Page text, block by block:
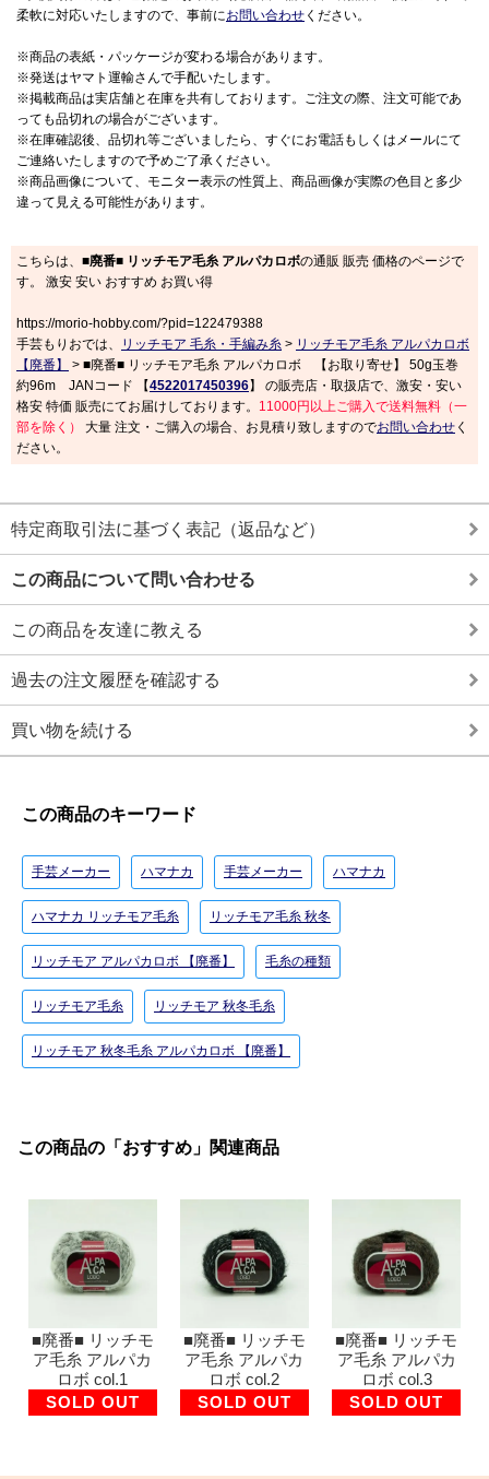
柔軟に対応いたしますので、事前にお問い合わせ ください。
※商品の表紙・パッケージが変わる場合があります。
※発送はヤマト運輸さんで手配いたします。
※掲載商品は実店舗と在庫を共有しております。ご注文の際、注文可能であ
っても品切れの場合がございます。
※在庫確認後、品切れ等ございましたら、すぐにお電話もしくはメールにて
ご連絡いたしますので予めご了承ください。
※商品画像について、モニター表示の性質上、商品画像が実際の色目と多少
違って見える可能性があります。
こちらは、 ■廃番■ リッチモア毛糸 アルパカロボの通販 販売 価格のページで
す。 激安 安い おすすめ お買い得
https://morio-hobby.com/?pid=122479388
手芸もりおでは、
リッチモア 毛糸・手編み糸 > リッチモア毛糸 アルパカロボ
【廃番】
> ■廃番■ リッチモア毛糸 アルパカロボ 【お取り寄せ】 50g玉巻
約96m JANコード 【4522017450396】 の販売店・取扱店で、激安・安い
格安 特価 販売にてお届けしております。 11000円以上ご購入で送料無料（一
部を除く）
大量 注文・ご購入の場合、お見積り致しますのでお問い合わせ く
ださい。
特定商取引法に基づく表記（返品など）
この商品について問い合わせる
この商品を友達に教える
過去の注文履歴を確認する
買い物を続ける
この商品のキーワード
手芸メーカー ハマナカ 手芸メーカー ハマナカ
ハマナカ リッチモア毛糸 リッチモア毛糸 秋冬
リッチモア アルパカロボ 【廃番】 毛糸の種類
リッチモア毛糸 リッチモア 秋冬毛糸
リッチモア 秋冬毛糸 アルパカロボ 【廃番】
この商品の「おすすめ」関連商品
■廃番■ リッチモ
ア毛糸 アルパカ
ロボ col.1
SOLD OUT
■廃番■ リッチモ
ア毛糸 アルパカ
ロボ col.2
SOLD OUT
■廃番■ リッチモ
ア毛糸 アルパカ
ロボ col.3
SOLD OUT